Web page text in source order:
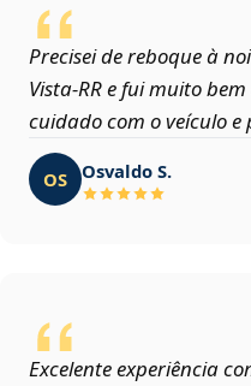
Precisei de reboque à
Vista‑RR e fui muito
cuidado com o veículo e
OS Osvaldo S.
Excelente experiência